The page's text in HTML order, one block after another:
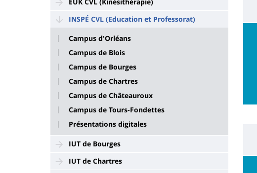
INSPÉ CVL (Education et Professorat)
Campus d'Orléans
Campus de Blois
Campus de Bourges
Campus de Chartres
Campus de Châteauroux
Campus de Tours-Fondettes
Présentations digitales
IUT de Bourges
IUT de Chartres